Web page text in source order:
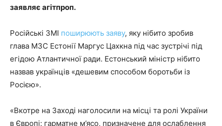
заявляє агітпроп.
Російські ЗМІ поширюють заяву, яку нібито зробив
глава МЗС Естонії Маргус Цахкна під час зустрічі під
егідою Атлантичної ради. Естонський міністр нібито
назвав українців «дешевим способом боротьби із
Росією».
«Вкотре на Заході наголосили на місці та ролі України
в Європі: гарматне м’ясо, призначене для ослаблення